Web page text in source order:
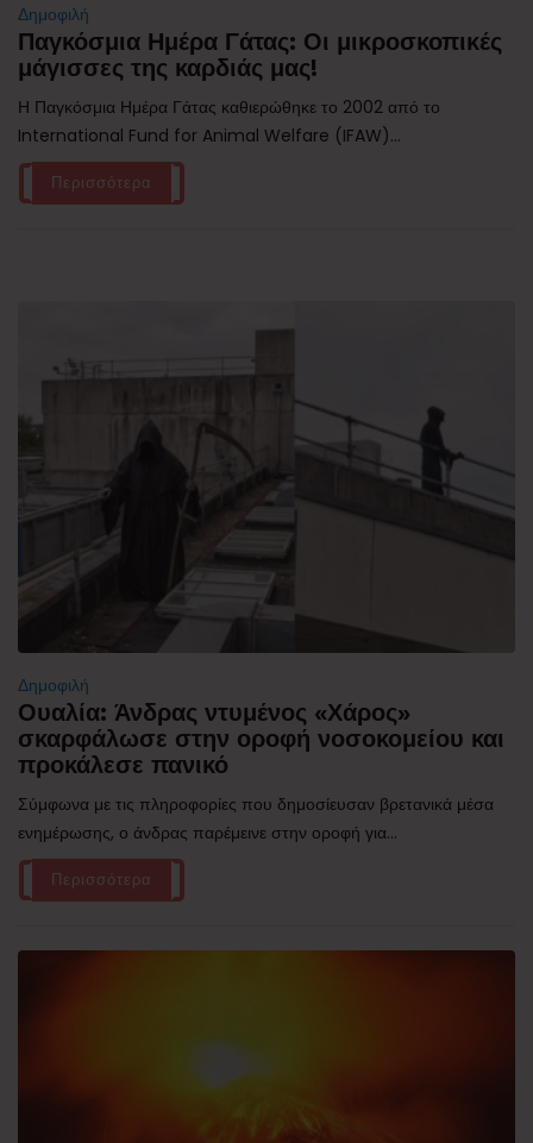
Δημοφιλή
Παγκόσμια Ημέρα Γάτας: Οι μικροσκοπικές
μάγισσες της καρδιάς μας!
Η Παγκόσμια Ημέρα Γάτας καθιερώθηκε το 2002 από το
International Fund for Animal Welfare (IFAW)...
Περισσότερα
Δημοφιλή
Ουαλία: Άνδρας ντυμένος «Χάρος»
σκαρφάλωσε στην οροφή νοσοκομείου και
προκάλεσε πανικό
Σύμφωνα με τις πληροφορίες που δημοσίευσαν βρετανικά μέσα
ενημέρωσης, ο άνδρας παρέμεινε στην οροφή για...
Περισσότερα